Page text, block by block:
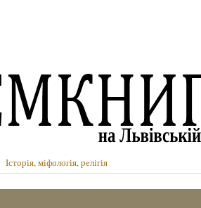
Історія, міфологія, релігія